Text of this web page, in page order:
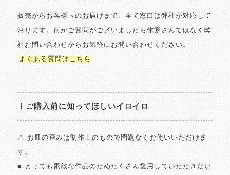
販売からお客様へのお届けまで、全て窓口は弊社が対応して
おります。何かご質問がございましたら作家さんではなく弊
社お問い合わせからお気軽にお問い合わせください。
よくある質問はこちら
！ご購入前に知ってほしいイロイロ
△ お皿の歪みは制作上のもので問題なくお使いいただけま
す。
■ とっても素敵な作品のためたくさん愛用していただきたい